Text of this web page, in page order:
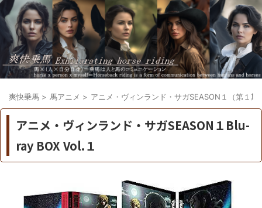
爽快乗馬 > 馬アニメ > アニメ・ヴィンランド・サガSEASON１（第１期
アニメ・ヴィンランド・サガSEASON１Blu-
ray BOX Vol.１